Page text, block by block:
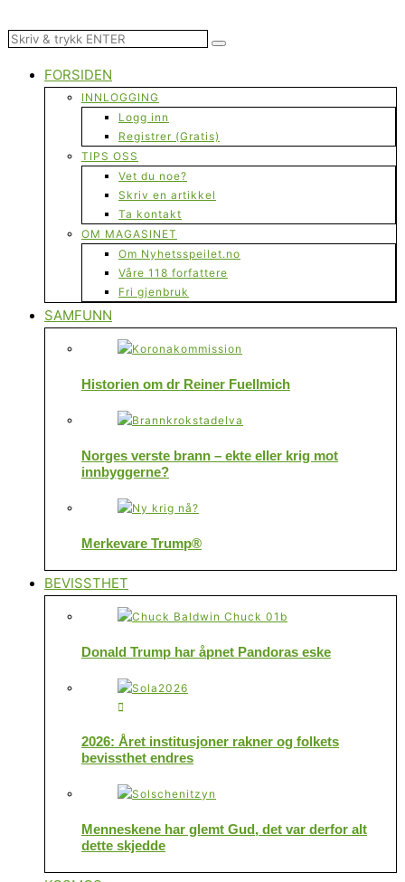
FORSIDEN
INNLOGGING
Logg inn
Registrer (Gratis)
TIPS OSS
Vet du noe?
Skriv en artikkel
Ta kontakt
OM MAGASINET
Om Nyhetsspeilet.no
Våre 118 forfattere
Fri gjenbruk
SAMFUNN
Historien om dr Reiner Fuellmich
Norges verste brann – ekte eller krig mot
innbyggerne?
Merkevare Trump®
BEVISSTHET
Donald Trump har åpnet Pandoras eske
2026: Året institusjoner rakner og folkets
bevissthet endres
Menneskene har glemt Gud, det var derfor alt
dette skjedde